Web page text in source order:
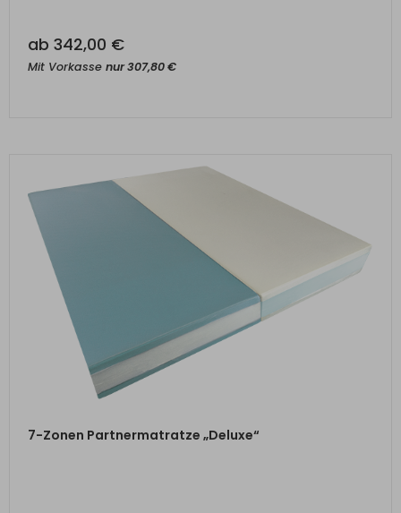
ab 342,00 €
Mit Vorkasse nur307,80€
ZUM PRODUKT
7-Zonen Partnermatratze „Deluxe“